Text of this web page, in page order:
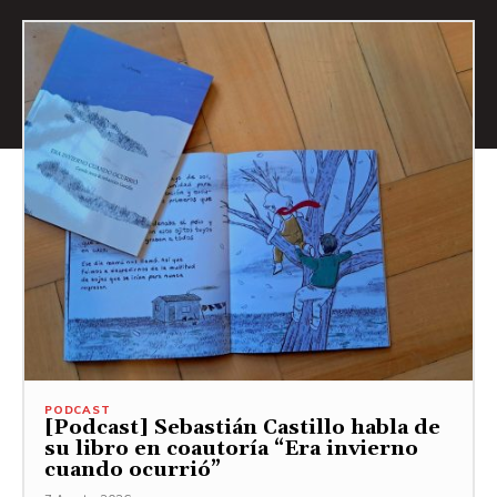
PODCAST
[Podcast] Sebastián Castillo habla de
su libro en coautoría “Era invierno
cuando ocurrió”